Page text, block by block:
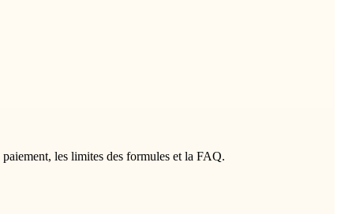
les limites des formules et la FAQ.